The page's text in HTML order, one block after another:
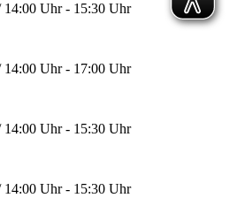
Uhr - 15:30 Uhr
Uhr - 17:00 Uhr
Uhr - 15:30 Uhr
Uhr - 15:30 Uhr